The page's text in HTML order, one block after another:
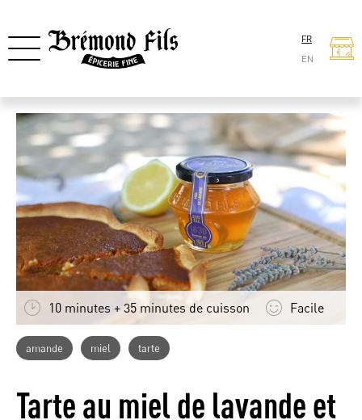
FR
EN
10 minutes + 35 minutes de cuisson Facile
amande miel tarte
Tarte au miel de lavande et